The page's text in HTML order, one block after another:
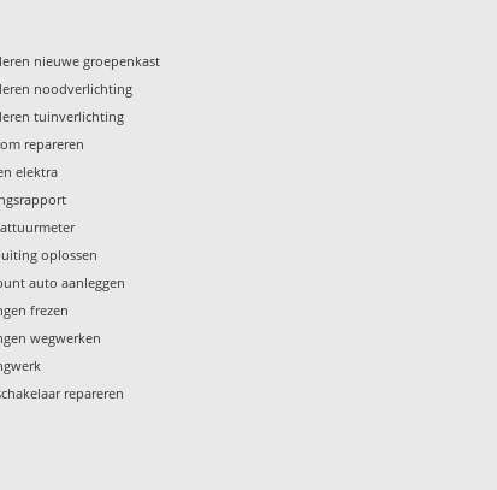
nieuwe groepenkast
noodverlichting
tuinverlichting
repareren
elektra
oplossen
auto aanleggen
frezen
wegwerken
repareren